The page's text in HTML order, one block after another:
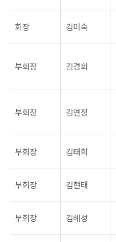
회장 김미숙
부회장 김경회
부회장 김연정
부회장 김태희
부회장 김현태
부회장 김해성